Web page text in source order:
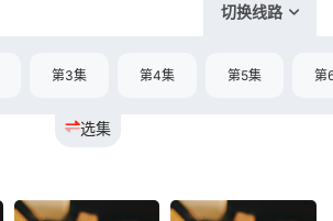
切换线路
选集
第3集 第4集 第5集 第